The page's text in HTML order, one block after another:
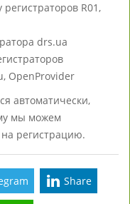
R01,
drs.ua
OpenProvider
автоматически,
мы можем
регистрацию.
Share